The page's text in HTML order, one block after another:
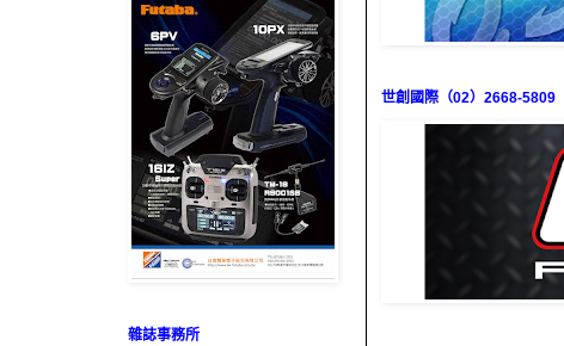
世創國際（02）2668-5809
雜誌事務所